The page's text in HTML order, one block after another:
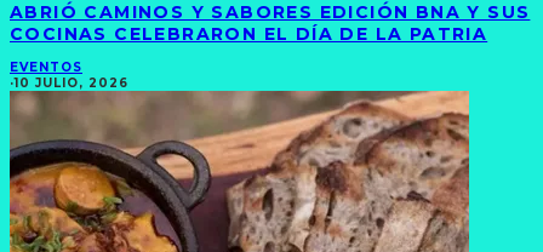
ABRIÓ CAMINOS Y SABORES EDICIÓN BNA Y SUS
COCINAS CELEBRARON EL DÍA DE LA PATRIA
EVENTOS
·10 JULIO, 2026